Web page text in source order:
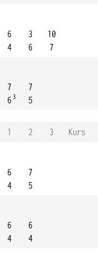
6
4
3
6
10
7
7
6 3
7
5
1 2 3
Kurs
6
4
7
5
6
4
6
4